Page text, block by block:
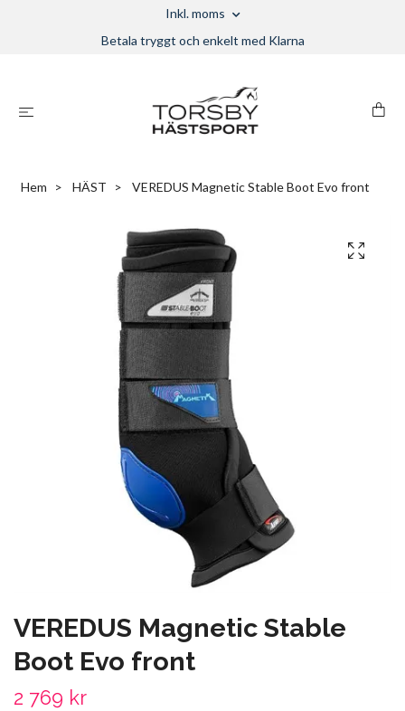
Inkl. moms
Betala tryggt och enkelt med Klarna
Hem HÄST VEREDUS Magnetic Stable Boot Evo front
VEREDUS Magnetic Stable
Boot Evo front
2 769 kr